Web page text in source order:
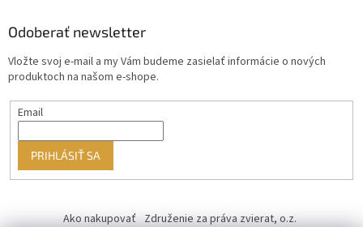
Odoberať newsletter
Vložte svoj e-mail a my Vám budeme zasielať informácie o nových
produktoch na našom e-shope.
Email
PRIHLÁSIŤ SA
Ako nakupovať Združenie za práva zvierat, o.z.